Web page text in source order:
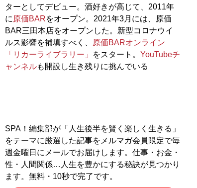
ターとしてデビュー。酒好きが高じて、2011年
に 原価BARをオープン。2021年3月には、原価
BAR三田本店をオープンした。新型コロナウイ
ルス影響を補填すべく、
原価BARオンライン
「リカーライブラリー」
をスタート。 YouTubeチ
ャンネルも開設し生き残りに挑んでいる
SPA！編集部が「人生後半を賢く楽しく生きる」
をテーマに厳選した記事をメルマガ会員限定で毎
週金曜日にメールでお届けします。仕事・お金・
性・人間関係…人生を豊かにする秘訣が見つかり
ます。無料・10秒で完了です。